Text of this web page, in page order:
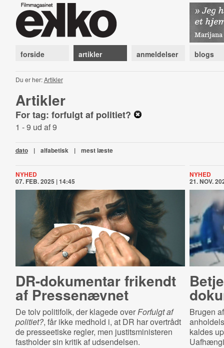
forside artikler anmeldelser blogs
Du er her:Artikler
Artikler
For tag: forfulgt af politiet?
1 - 9 ud af 9
dato | alfabetisk | mest læste
NYHED
07. FEB. 2025 | 14:45
DR-dokumentar frikendt
af Pressenævnet
De tolv politifolk, der klagede overForfulgt af
politiet?, får ikke medhold i, at DR har overtrådt
de presseetiske regler, men justitsministeren
fastholder sin kritik af udsendelsen.
NYHED
21. NOV.
Brugen
kaldes